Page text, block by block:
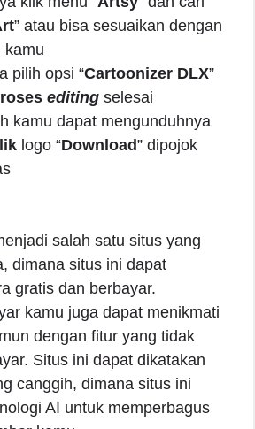
” atau bisa sesuaikan dengan
kamu
pilih opsi “Cartoonizer DLX”
editing selesai
kamu dapat mengunduhnya
logo “Download” dipojok
salah satu situs yang
dimana situs ini dapat
gratis dan berbayar.
kamu juga dapat menikmati
dengan fitur yang tidak
Situs ini dapat dikatakan
canggih, dimana situs ini
AI untuk memperbagus